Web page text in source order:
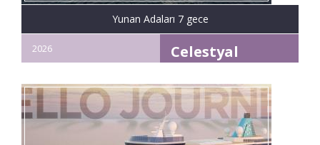
Yunan Adaları 7 gece
2026
Celestyal
Journey